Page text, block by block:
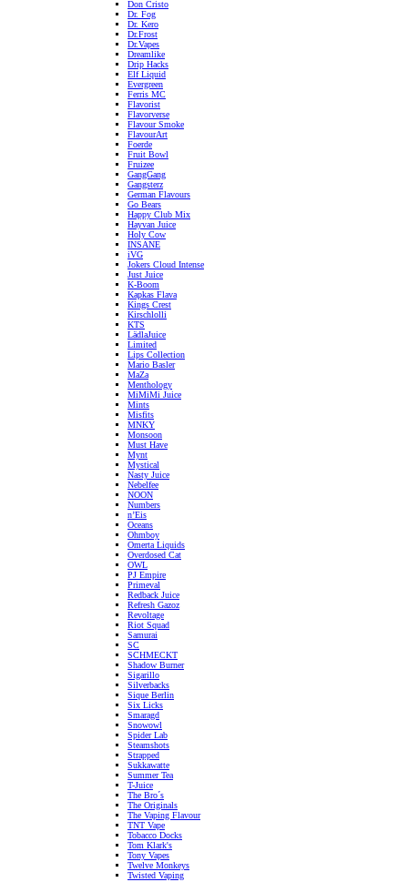
Don Cristo
Dr. Fog
Dr. Kero
Dr.Frost
Dr.Vapes
Dreamlike
Drip Hacks
Elf Liquid
Evergreen
Ferris MC
Flavorist
Flavorverse
Flavour Smoke
FlavourArt
Foerde
Fruit Bowl
Fruizee
GangGang
Gangsterz
German Flavours
Go Bears
Happy Club Mix
Hayvan Juice
Holy Cow
INSANE
iVG
Jokers Cloud Intense
Just Juice
K-Boom
Kapkas Flava
Kings Crest
Kirschlolli
KTS
LädlaJuice
Limited
Lips Collection
Mario Basler
MaZa
Menthology
MiMiMi Juice
Mints
Misfits
MNKY
Monsoon
Must Have
Mynt
Mystical
Nasty Juice
Nebelfee
NOON
Numbers
n’Eis
Oceans
Ohmboy
Omerta Liquids
Overdosed Cat
OWL
PJ Empire
Primeval
Redback Juice
Refresh Gazoz
Revoltage
Riot Squad
Samurai
SC
SCHMECKT
Shadow Burner
Sigarillo
Silverbacks
Sique Berlin
Six Licks
Smaragd
Snowowl
Spider Lab
Steamshots
Strapped
Sukkawatte
Summer Tea
T-Juice
The Bro´s
The Originals
The Vaping Flavour
TNT Vape
Tobacco Docks
Tom Klark's
Tony Vapes
Twelve Monkeys
Twisted Vaping